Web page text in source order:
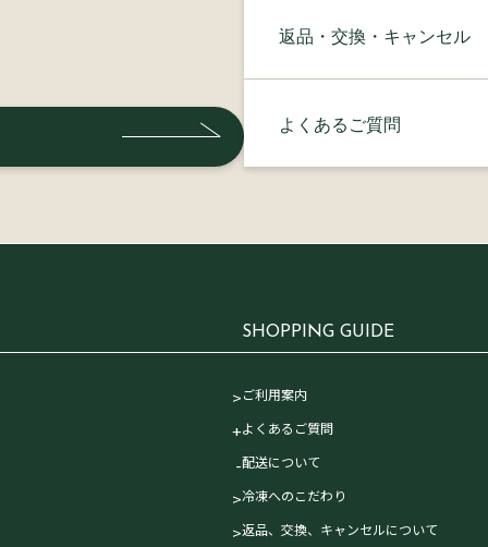
返品・交換・キャンセル
よくあるご質問
SHOPPING GUIDE
ご利用案内
よくあるご質問
配送について
冷凍へのこだわり
返品、交換、キャンセルについて